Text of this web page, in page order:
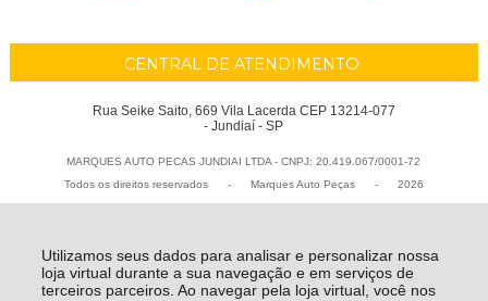
Utilizamos seus dados para analisar e personalizar nossa
loja virtual durante a sua navegação e em serviços de
terceiros parceiros. Ao navegar pela loja virtual, você nos
CENTRAL DE ATENDIMENTO
Rua Seike Saito, 669 Vila Lacerda CEP 13214-077
- Jundiaí - SP
MARQUES AUTO PECAS JUNDIAI LTDA - CNPJ: 20.419.067/0001-72
Todos os direitos reservados
- Marques Auto Peças - 2026